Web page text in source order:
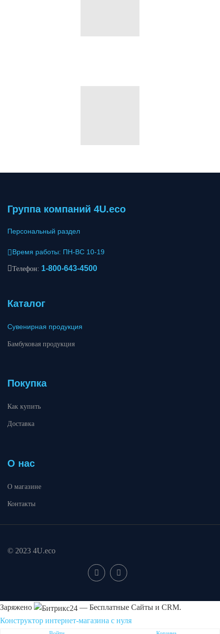
Группа компаний 4U.eco
Персональный раздел
Время работы: ПН-ВС 10-19
Телефон: 1-800-643-4500
Каталог
Сувенирная продукция
Бамбуковая продукция
Покупка
Как купить
Доставка
О нас
О магазине
Контакты
© 2023 4U.eco
Заряжено
— Бесплатные Сайты и CRM.
Конструктор интернет-магазина с нуля